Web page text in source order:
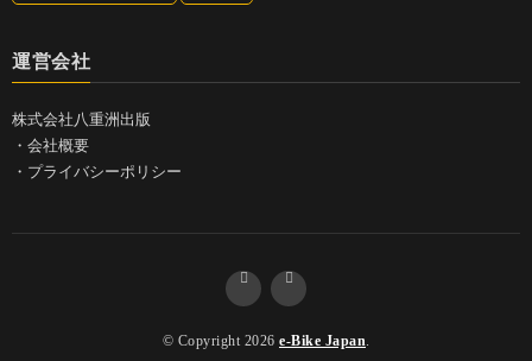
運営会社
株式会社八重洲出版
・ 会社概要
・ プライバシーポリシー
© Copyright 2026 e-Bike Japan